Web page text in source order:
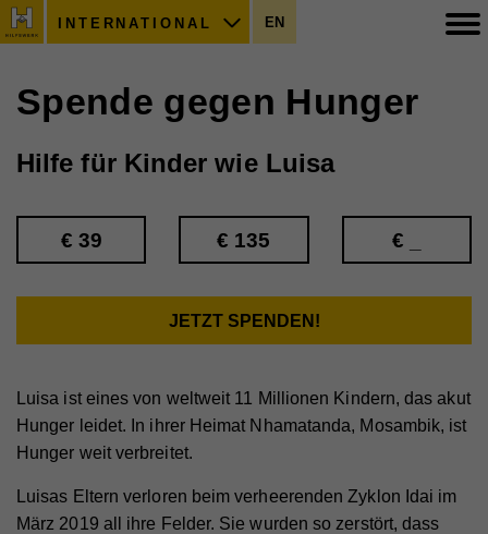
INTERNATIONAL EN
Spende gegen Hunger
Hilfe für Kinder wie Luisa
Luisa ist eines von weltweit 11 Millionen Kindern, das akut
Hunger leidet. In ihrer Heimat Nhamatanda, Mosambik, ist
Hunger weit verbreitet.
Luisas Eltern verloren beim verheerenden Zyklon Idai im
März 2019 all ihre Felder. Sie wurden so zerstört, dass